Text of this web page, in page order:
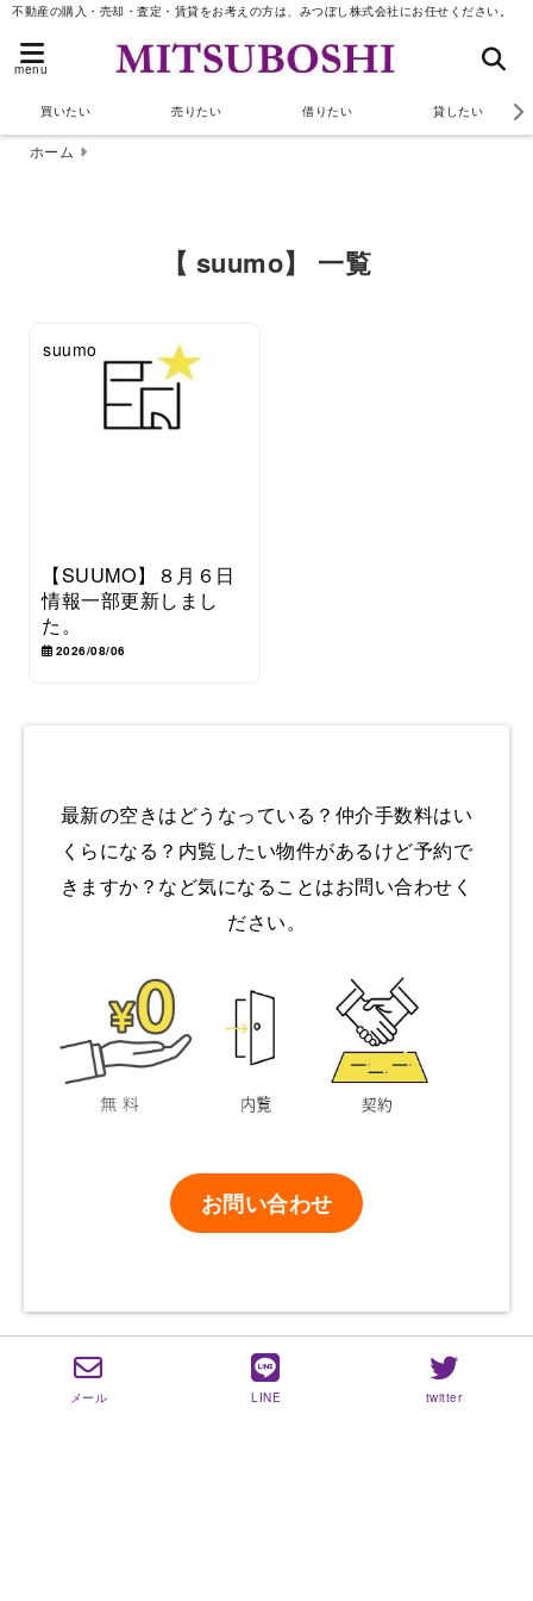
不動産の購入・売却・査定・賃貸をお考えの方は、みつぼし株式会社にお任せください。
menu
買いたい 売りたい 借りたい 貸したい
ホーム
【 suumo】 一覧
suumo
【SUUMO】８月６日
情報一部更新しまし
た。
2026/08/06
最新の空きはどうなっている？仲介手数料はい
くらになる？内覧したい物件があるけど予約で
きますか？など気になることはお問い合わせく
ださい。
お問い合わせ
メール LINE twitter